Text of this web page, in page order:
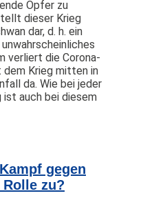
Opfer zu
dieser Krieg
dar, d. h. ein
verliert die Corona-
dem Krieg mitten in
da. Wie bei jeder
ist auch bei diesem
gegen
Rolle zu?